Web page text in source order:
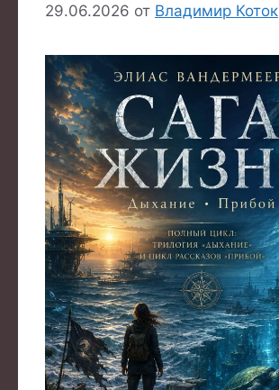
29.06.2026 от Владимир Коток